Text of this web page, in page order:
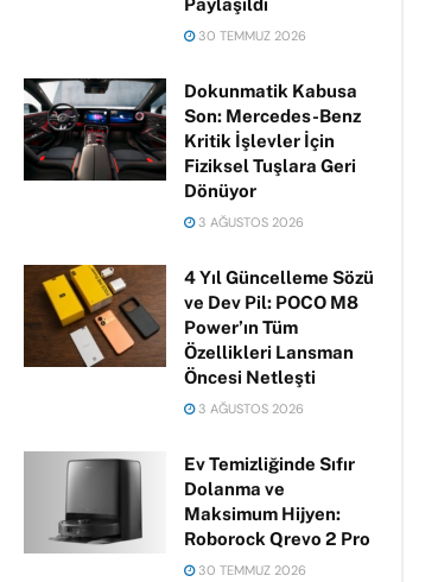
Paylaşıldı
30 TEMMUZ 2026
Dokunmatik Kabusa
Son: Mercedes-Benz
Kritik İşlevler İçin
Fiziksel Tuşlara Geri
Dönüyor
3 AĞUSTOS 2026
4 Yıl Güncelleme Sözü
ve Dev Pil: POCO M8
Power’ın Tüm
Özellikleri Lansman
Öncesi Netleşti
3 AĞUSTOS 2026
Ev Temizliğinde Sıfır
Dolanma ve
Maksimum Hijyen:
Roborock Qrevo 2 Pro
30 TEMMUZ 2026